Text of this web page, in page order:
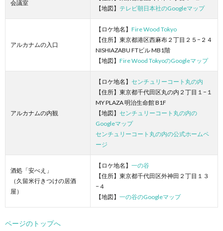
会議室
【地図】 テレビ朝日本社のGoogleマップ
アルカナムの入口
【ロケ地名】 Fire Wood Tokyo
【住所】東京都港区西麻布２丁目２５−２４
NISHIAZABU FTビル MB1階
【地図】 Fire Wood TokyoのGoogleマップ
アルカナムの内観
【ロケ地名】 センチュリーコート丸の内
【住所】東京都千代田区丸の内２丁目１−１
MY PLAZA 明治生命館 B1F
【地図】 センチュリーコート丸の内の
Googleマップ
センチュリーコート丸の内の公式ホームペ
ージ
酒処「安べえ」
（久留米行きつけの居酒
屋）
【ロケ地名】 一の谷
【住所】東京都千代田区外神田２丁目１３
−４
【地図】 一の谷のGoogleマップ
ページのトップへ